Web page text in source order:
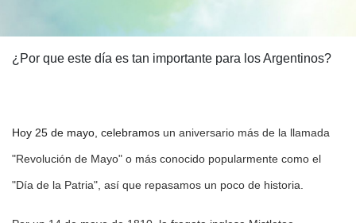
¿Por que este día es tan importante para los Argentinos?
Hoy 25 de mayo, celebramos un aniversario más de la llamada
"Revolución de Mayo" o más conocido popularmente como el
"Día de la Patria", así que repasamos un poco de historia.